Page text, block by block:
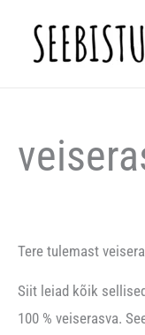
content
Tere tulemast
Siit leiad kõik
100 % veiserasva.